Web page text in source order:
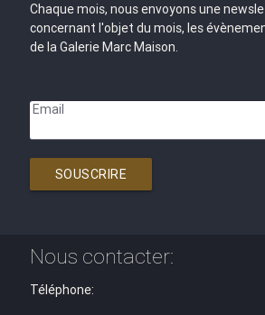
Chaque mois, nous envoyons une
concernant l'objet du mois, les
de la Galerie Marc Maison.
Email
SOUSCRIRE
Nous contacter:
Téléphone: